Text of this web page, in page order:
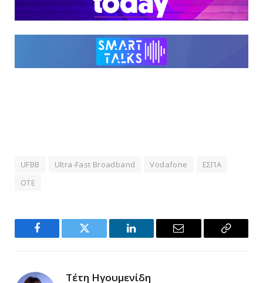
UFBB Ultra-Fast Broadband Vodafone
ΕΣΠΑ
ΟΤΕ
Facebook Twitter LinkedIn Email
Copy
Τέτη Ηγουμενίδη